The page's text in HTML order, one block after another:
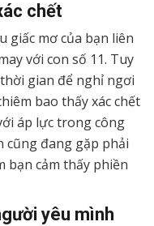
chết
giấc mơ của bạn liên
với con số 11. Tuy
gian để nghỉ ngơi
bao thấy xác chết
áp lực trong công
cũng đang gặp phải
bạn cảm thấy phiền
yêu mình